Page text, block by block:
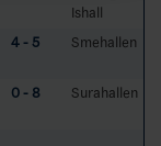
Ishall
4 - 5 Smehallen
0 - 8 Surahallen